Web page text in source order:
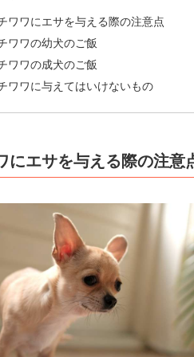
ワワにエサを与える際の注意点
ワワの幼犬のご飯
ワワの成犬のご飯
ワワに与えてはいけないもの
にエサを与える際の注意